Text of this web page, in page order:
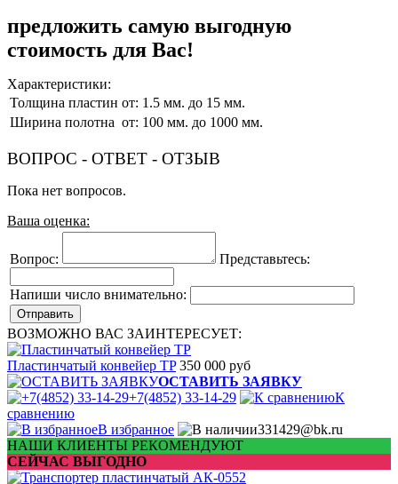
предложить самую выгодную
стоимость для Вас!
Характеристики:
Толщина пластин от: 1.5 мм. до 15 мм.
Ширина полотна от: 100 мм. до 1000 мм.
ВОПРОС - ОТВЕТ - ОТЗЫВ
Пока нет вопросов.
Ваша оценка:
Вопрос: Представьтесь:
Напиши число внимательно:
ВОЗМОЖНО ВАС ЗАИНТЕРЕСУЕТ:
Пластинчатый конвейер TP 350 000 руб
ОСТАВИТЬ ЗАЯВКУ
+7(4852) 33-14-29
К
сравнению
В избранное
331429@bk.ru
НАШИ КЛИЕНТЫ РЕКОМЕНДУЮТ
СЕЙЧАС ВЫГОДНО